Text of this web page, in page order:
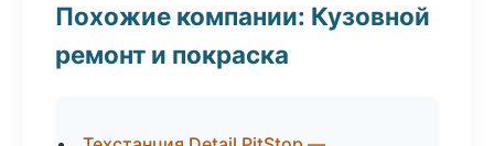
Похожие компании: Кузовной
ремонт и покраска